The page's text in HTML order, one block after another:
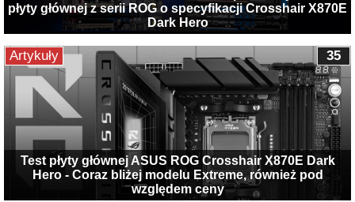
płyty głównej z serii ROG o specyfikacji Crosshair X870E
Dark Hero
Test płyty głównej ASUS ROG Crosshair X870E Dark
Hero - Coraz bliżej modelu Extreme, również pod
względem ceny
35
Artykuły